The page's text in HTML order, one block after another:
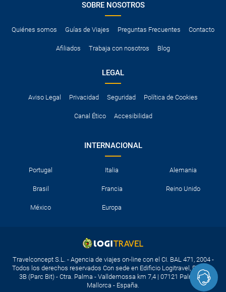
SOBRE NOSOTROS
Quiénes somos Guías de Viajes Preguntas Frecuentes Contacto
Afiliados Trabaja con nosotros Blog
LEGAL
Aviso Legal Privacidad Seguridad Política de Cookies
Canal Ético Accesibilidad
INTERNACIONAL
Portugal Italia Alemania
Brasil Francia Reino Unido
México Europa
Travelconcept S.L. - Agencia de viajes on-line con el CI. BAL 471, 2004 -
Todos los derechos reservados Con sede en Edificio Logitravel, Parcela
3B (Parc Bit) - Ctra. Palma - Valldemossa km 7,4 | 07121 Palma de
Mallorca - España.